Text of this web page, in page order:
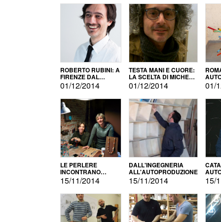
ROBERTO RUBINI: A
FIRENZE DAL
PRODOTTO ALLA
PROMOZIONE
01/12/2014
TESTA MANI E CUORE:
LA SCELTA DI MICHELE
BARBERIO
01/12/2014 01/
LE PERLERE
INCONTRANO
L'AUTOPRODUZIONE
15/11/2014
DALL'INGEGNERIA
ALL'AUTOPRODUZIONE
15/11/2014 15/